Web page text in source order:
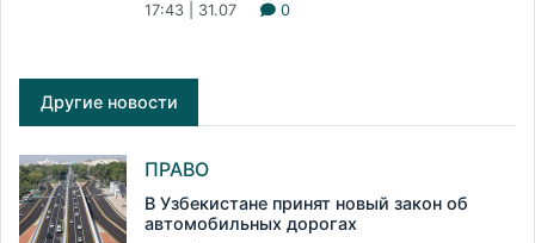
17:43 | 31.07 0
Другие новости
ПРАВО
В Узбекистане принят новый закон об
автомобильных дорогах